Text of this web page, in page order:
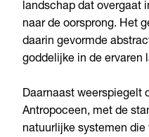
landschap dat overgaat
naar de oorsprong. Het
daarin gevormde
goddelijke in de ervaren
Daarnaast weerspiegelt
Antropoceen, met de
natuurlijke systemen die